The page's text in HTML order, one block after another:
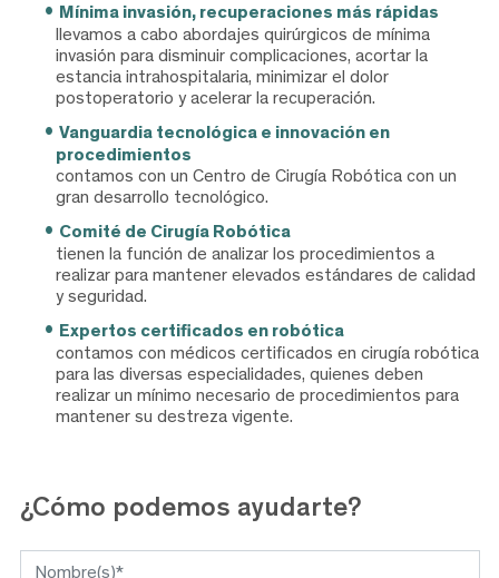
Mínima invasión, recuperaciones más rápidas
llevamos a cabo abordajes quirúrgicos de mínima
invasión para disminuir complicaciones, acortar la
estancia intrahospitalaria, minimizar el dolor
postoperatorio y acelerar la recuperación.
Vanguardia tecnológica e innovación en
procedimientos
contamos con un Centro de Cirugía Robótica con un
gran desarrollo tecnológico.
Comité de Cirugía Robótica
tienen la función de analizar los procedimientos a
realizar para mantener elevados estándares de calidad
y seguridad.
Expertos certificados en robótica
contamos con médicos certificados en cirugía robótica
para las diversas especialidades, quienes deben
realizar un mínimo necesario de procedimientos para
mantener su destreza vigente.
¿Cómo podemos ayudarte?